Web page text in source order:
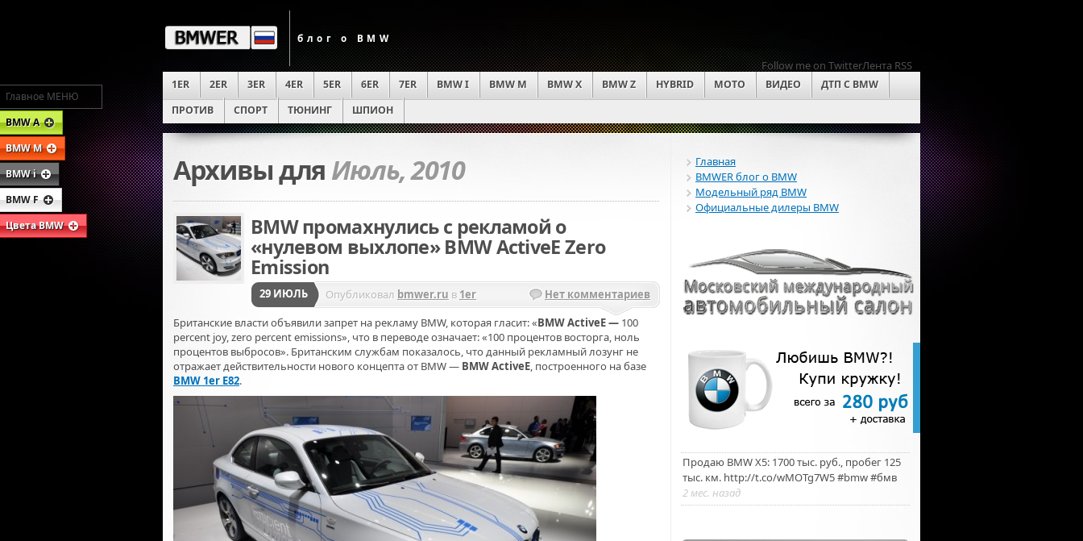
блог о BMW
Follow me on TwitterЛента RSS
1ER 2ER 3ER 4ER 5ER 6ER 7ER BMW I BMW M BMW X BMW Z HYBRID MOTO ВИДЕО
ДТП С BMW
ПРОТИВ
СПОРТ ТЮНИНГ ШПИОН
Архивы для Июль, 2010
BMW промахнулись с рекламой о
«нулевом выхлопе» BMW ActiveE Zero
Emission
29 ИЮЛЬ Опубликовал bmwer.ru в 1er
Нет комментариев
Британские власти объявили запрет на рекламу BMW, которая гласит: «BMW ActiveE — 100
percent joy, zero percent emissions», что в переводе означает: «100 процентов восторга, ноль
процентов выбросов». Британским службам показалось, что данный рекламный лозунг не
отражает действительности нового концепта от BMW — BMW ActiveE, построенного на базе
BMW 1er E82.
Главная
BMWER блог о BMW
Модельный ряд BMW
Официальные дилеры BMW
Продаю BMW X5: 1700 тыс. руб., пробег 125
тыс. км. http://t.co/wMOTg7W5 #bmw #бмв
2 мес. назад
Главное МЕНЮ
BMW F
BMW M
BMW A
BMW i
Цвета BMW